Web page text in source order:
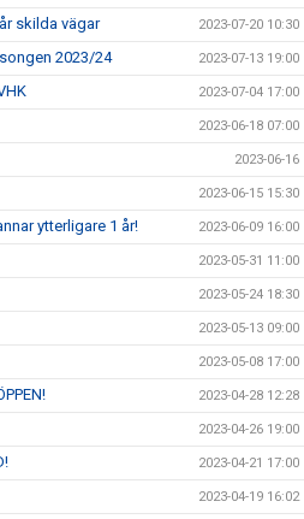
skilda vägar 2023-07-20 10:30
2023/24 2023-07-13 19:00
2023-07-04 17:00
2023-06-18 07:00
2023-06-16
2023-06-15 15:30
ytterligare 1 år! 2023-06-09 16:00
2023-05-31 11:00
2023-05-24 18:30
2023-05-13 09:00
2023-05-08 17:00
2023-04-28 12:28
2023-04-26 19:00
2023-04-21 17:00
2023-04-19 16:02